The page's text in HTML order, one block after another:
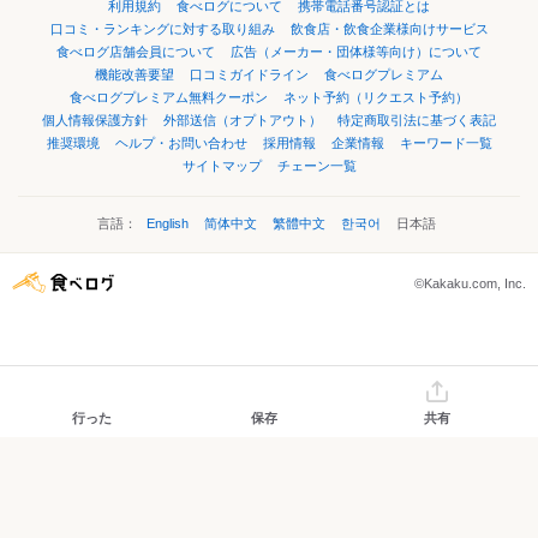
利用規約 食べログについて
携帯電話番号認証とは
口コミ・ランキングに対する取り組み
飲食店・飲食企業様向けサービス
食べログ店舗会員について
広告（メーカー・団体様等向け）について
機能改善要望
口コミガイドライン
食べログプレミアム
食べログプレミアム無料クーポン
ネット予約（リクエスト予約）
個人情報保護方針
外部送信（オプトアウト）
特定商取引法に基づく表記
推奨環境
ヘルプ・お問い合わせ 採用情報 企業情報
キーワード一覧
サイトマップ
チェーン一覧
言語： English 简体中文 繁體中文 한국어 日本語
©Kakaku.com, Inc.
行った 保存 共有